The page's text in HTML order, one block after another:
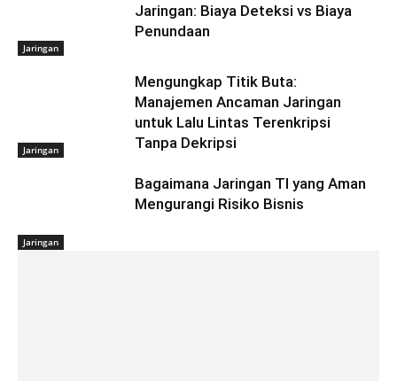
Jaringan
Jaringan: Biaya Deteksi vs Biaya
Penundaan
Jaringan
Mengungkap Titik Buta:
Manajemen Ancaman Jaringan
untuk Lalu Lintas Terenkripsi
Tanpa Dekripsi
Jaringan
Bagaimana Jaringan TI yang Aman
Mengurangi Risiko Bisnis